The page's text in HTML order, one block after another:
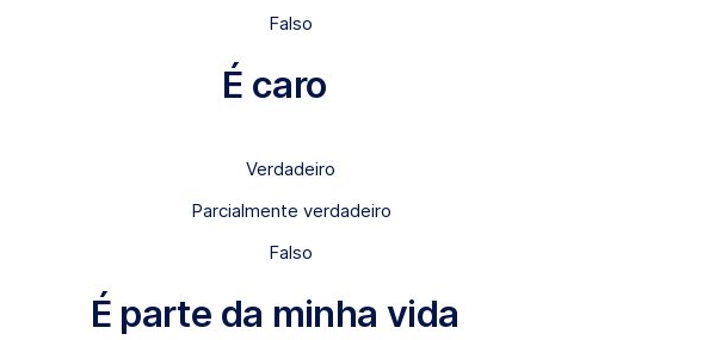
Falso
É caro
Verdadeiro
Parcialmente verdadeiro
Falso
É parte da minha vida